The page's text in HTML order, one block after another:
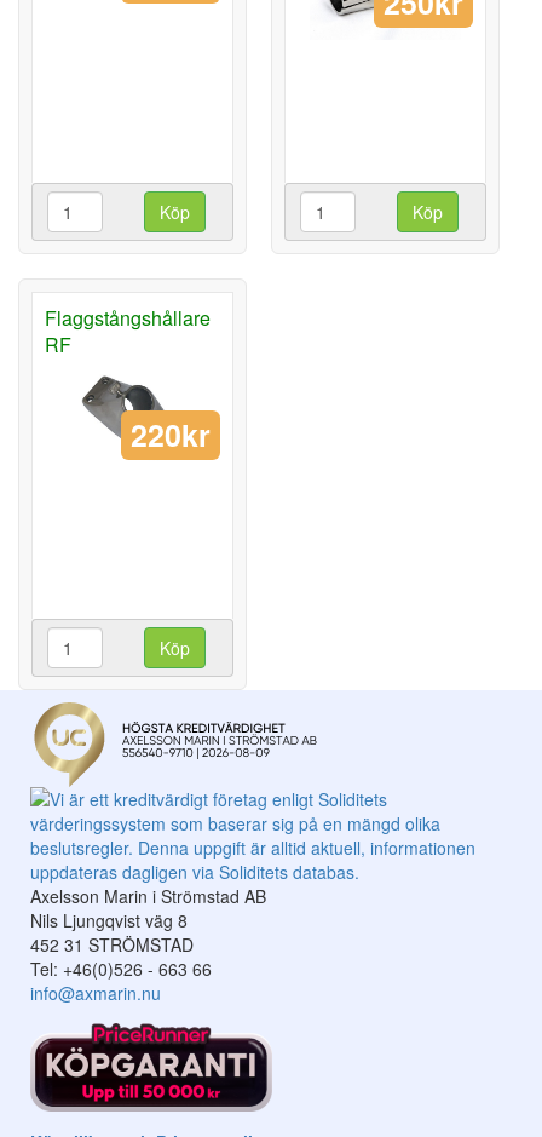
Köp Köp
Flaggstångshållare
RF
220kr
Köp
Axelsson Marin i Strömstad AB
Nils Ljungqvist väg 8
452 31 STRÖMSTAD
Tel: +46(0)526 - 663 66
info@axmarin.nu